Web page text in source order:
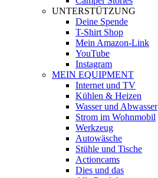
UNTERSTÜTZUNG
Deine Spende
T-Shirt Shop
Mein Amazon-Link
YouTube
Instagram
MEIN EQUIPMENT
Internet und TV
Kühlen & Heizen
Wasser und Abwasser
Strom im Wohnmobil
Werkzeug
Autowäsche
Stühle und Tische
Actioncams
Dies und das